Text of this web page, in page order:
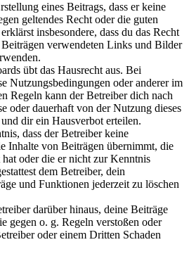
eines Beitrags, dass er keine
geltendes Recht oder die guten
insbesondere, dass du das Recht
verwendeten Links und Bilder
übt das Hausrecht aus. Bei
Nutzungsbedingungen oder anderer im
Regeln kann der Betreiber dich nach
oder dauerhaft von der Nutzung dieses
dir ein Hausverbot erteilen.
dass der Betreiber keine
Inhalte von Beiträgen übernimmt, die
hat oder die er nicht zur Kenntnis
dem Betreiber, dein
und Funktionen jederzeit zu löschen
darüber hinaus, deine Beiträge
gegen o. g. Regeln verstoßen oder
oder einem Dritten Schaden